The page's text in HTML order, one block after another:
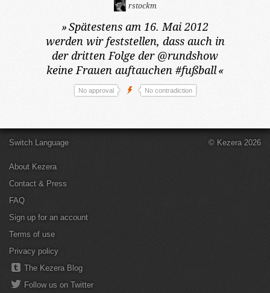
rstockm
»Spätestens am 16. Mai 2012
werden wir feststellen, dass auch in
der dritten Folge der @rundshow
keine Frauen auftauchen #fußball«
No approval No contradiction
Switch Language
About Kezera
Contact & Press
FAQ
Sign up for an account
Terms of use
Privacy policy
The Kezera Blog
Follow us on Twitter
© Kezera 2026